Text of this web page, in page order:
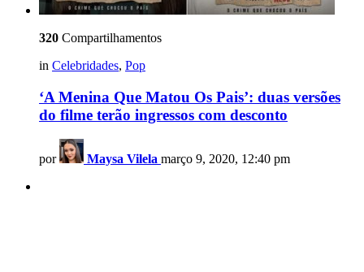
320 Compartilhamentos
in Celebridades, Pop
‘A Menina Que Matou Os Pais’: duas versões
do filme terão ingressos com desconto
por Maysa Vilela março 9, 2020, 12:40 pm